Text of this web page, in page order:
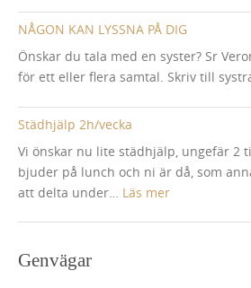
NÅGON KAN LYSSNA PÅ DIG
Önskar du tala med en syster? Sr
för ett eller flera samtal. Skriv till
Städhjälp 2h/vecka
Vi önskar nu lite städhjälp, ungefär 2
bjuder på lunch och ni är då, som
att delta under… Läs mer:
Genvägar